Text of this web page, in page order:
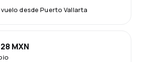
desde Puerto Vallarta
MXN